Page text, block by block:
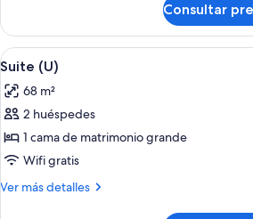
U)
junior
(Tropical
View,
Consultar
Abrir
todas
las
fotos
de
Suite
(U)
4
Suite (U)
68 m²
2 huéspedes
1 cama de matrimonio grande
Wifi gratis
Ver más detalles
Más